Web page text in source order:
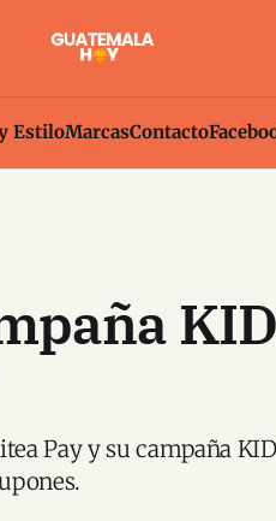
EstiloMarcasContacto
Pay y su campaña